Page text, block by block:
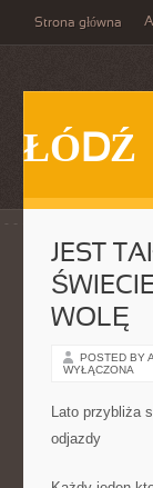
Strona główna
ŁÓDŹ
JEST
WOLĘ
POSTED BY
WYŁĄCZONA
Lato przybliża
odjazdy